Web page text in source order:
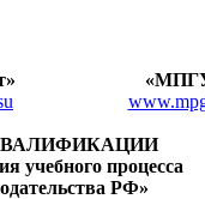
учебного процесса
РФ»